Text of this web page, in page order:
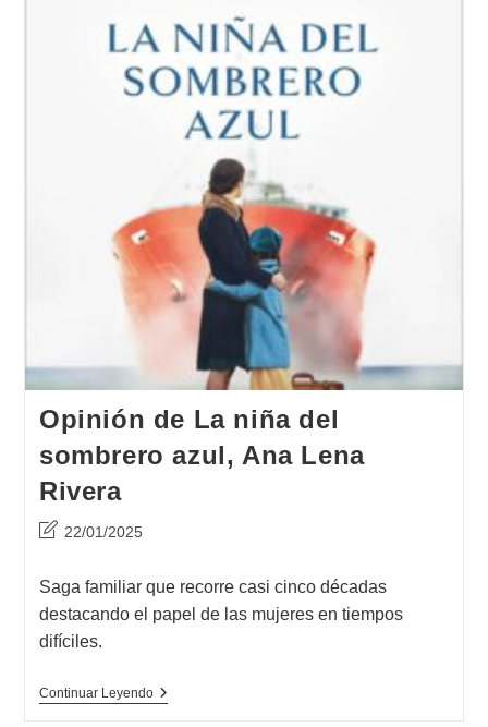
Opinión de La niña del
sombrero azul, Ana Lena
Rivera
Última
la
entrada:
22/01/2025
Saga familiar que recorre casi cinco décadas
destacando el papel de las mujeres en tiempos
difíciles.
Continuar LeyendoOpinión